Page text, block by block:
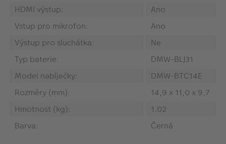
HDMI výstup:
Ano
Vstup pro mikrofon:
Ano
Výstup pro sluchátka:
Ne
Typ baterie:
DMW-BLJ31
Model nabíječky:
DMW-BTC14E
Rozměry (mm):
14,9 x 11,0 x 9,7
Hmotnost (kg):
1.02
Barva:
Černá